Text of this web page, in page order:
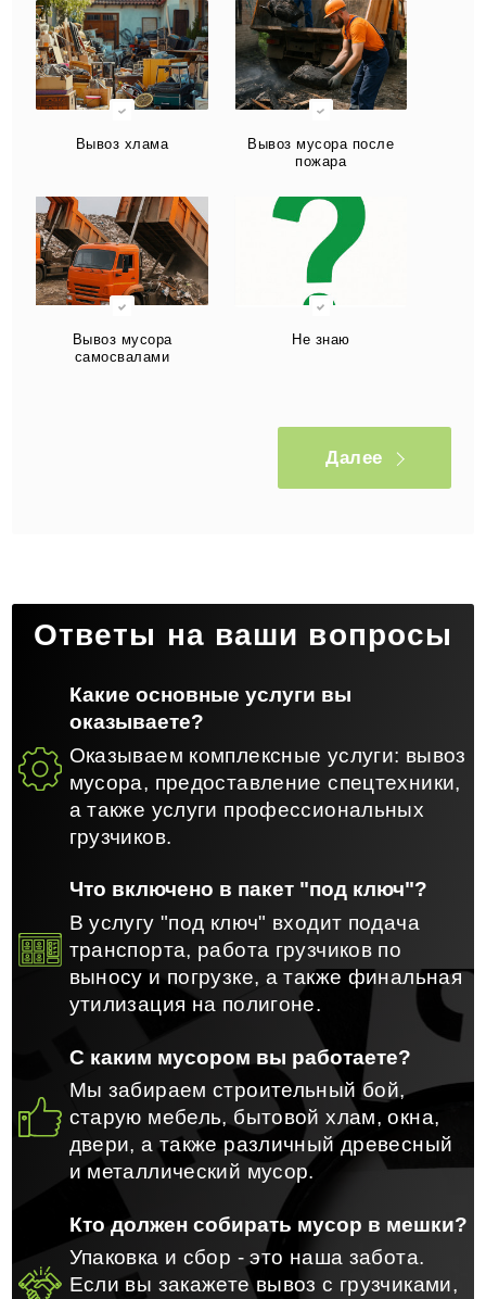
Вывоз хлама
Вывоз мусора после
пожара
Вывоз мусора
самосвалами
Не знаю
Далее
Ответы на ваши вопросы
Какие основные услуги вы
оказываете?
Оказываем комплексные услуги: вывоз
мусора, предоставление спецтехники,
а также услуги профессиональных
грузчиков.
Что включено в пакет "под ключ"?
В услугу "под ключ" входит подача
транспорта, работа грузчиков по
выносу и погрузке, а также финальная
утилизация на полигоне.
С каким мусором вы работаете?
Мы забираем строительный бой,
старую мебель, бытовой хлам, окна,
двери, а также различный древесный
и металлический мусор.
Кто должен собирать мусор в мешки?
Упаковка и сбор - это наша забота.
Если вы закажете вывоз с грузчиками,